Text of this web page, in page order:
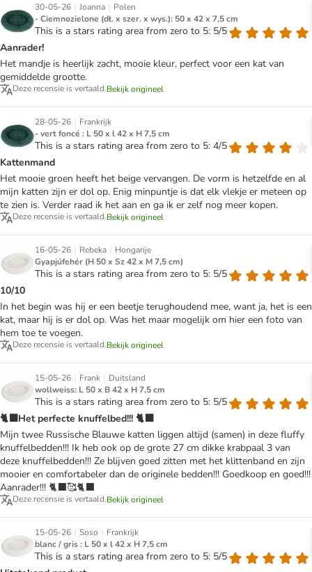
30-05-26 | Joanna | Polen
- Ciemnozielone (dł. x szer. x wys.): 50 x 42 x 7,5 cm
This is a stars rating area from zero to 5: 5/5
Aanrader!
Het mandje is heerlijk zacht, mooie kleur, perfect voor een kat van
gemiddelde grootte.
Deze recensie is vertaald.Bekijk origineel
28-05-26 | Frankrijk
- vert foncé : L 50 x l 42 x H 7,5 cm
This is a stars rating area from zero to 5: 4/5
Kattenmand
Het mooie groen heeft het beige vervangen. De vorm is hetzelfde en al
mijn katten zijn er dol op. Enig minpuntje is dat elk vlekje er meteen op
te zien is. Verder raad ik het aan en ga ik er zelf nog meer kopen.
Deze recensie is vertaald.Bekijk origineel
16-05-26 | Rebeka | Hongarije
Gyapjúfehér (H 50 x Sz 42 x M 7,5 cm)
This is a stars rating area from zero to 5: 5/5
10/10
In het begin was hij er een beetje terughoudend mee, want ja, het is een
kat, maar hij is er dol op. Was het maar mogelijk om hier een foto van
hem toe te voegen.
Deze recensie is vertaald.Bekijk origineel
15-05-26 | Frank | Duitsland
wollweiss: L 50 x B 42 x H 7,5 cm
This is a stars rating area from zero to 5: 5/5
🐈‍⬛Het perfecte knuffelbed!!! 🐈‍⬛
Mijn twee Russische Blauwe katten liggen altijd (samen) in deze fluffy
knuffelbedden!!! Ik heb ook op de grote 27 cm dikke krabpaal 3 van
deze knuffelbedden!!! Ze blijven goed zitten met het klittenband en zijn
mooier en comfortabeler dan de originele bedden!!! Goedkoop en goed!!!
Aanrader!!! 🐈‍⬛🥰🐈‍⬛
Deze recensie is vertaald.Bekijk origineel
15-05-26 | Soso | Frankrijk
blanc / gris : L 50 x l 42 x H 7,5 cm
This is a stars rating area from zero to 5: 5/5